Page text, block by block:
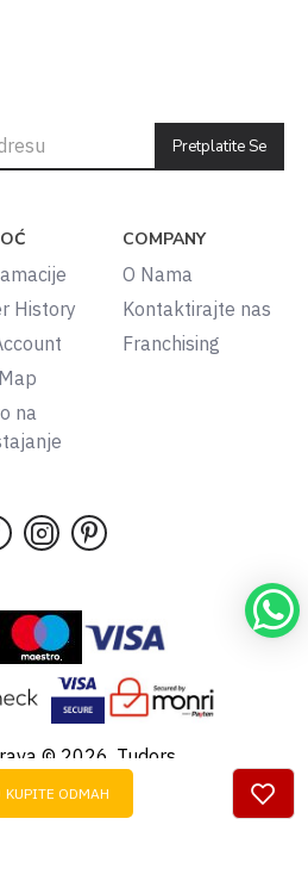
KUPITE ODMAH
Pretplatite Se
History
na
COMPANY
O Nama
Kontaktirajte nas
Franchising
© 2026, Tudors,
pridržana.